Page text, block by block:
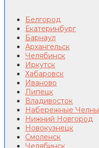
Белгород
Екатеринбург
Барнаул
Архангельск
Челябинск
Иркутск
Хабаровск
Иваново
Липецк
Владивосток
Набережные Челны
Нижний Новгород
Новокузнецк
Смоленск
Челябинск